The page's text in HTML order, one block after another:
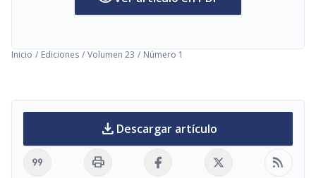
Inicio / Ediciones / Volumen 23 / Número 1
download Descargar artículo
format_quote print rss_feed